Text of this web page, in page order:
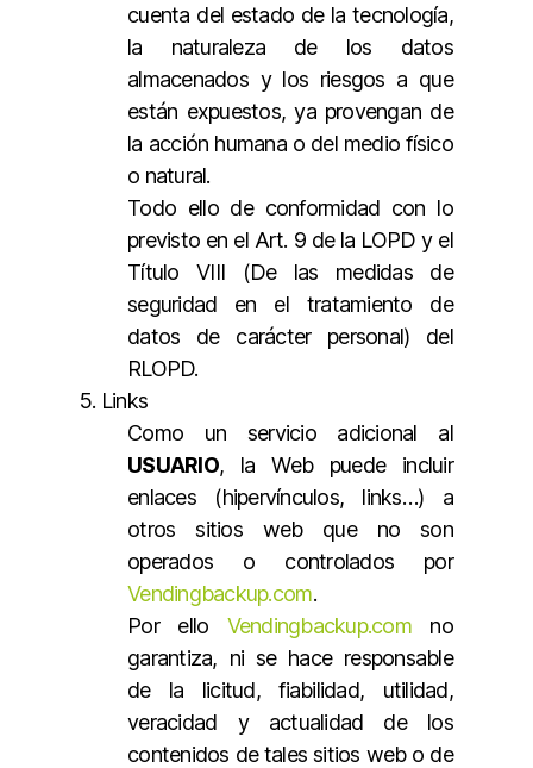
cuenta del estado de la tecnología,
la naturaleza de los datos
almacenados y los riesgos a que
están expuestos, ya provengan de
la acción humana o del medio físico
o natural.
Todo ello de conformidad con lo
previsto en el Art. 9 de la LOPD y el
Título VIII (De las medidas de
seguridad en el tratamiento de
datos de carácter personal) del
RLOPD.
5. Links
Como un servicio adicional al
USUARIO, la Web puede incluir
enlaces (hipervínculos, links…) a
otros sitios web que no son
operados o controlados por
Vendingbackup.com.
Por ello Vendingbackup.comno
garantiza, ni se hace responsable
de la licitud, fiabilidad, utilidad,
veracidad y actualidad de los
contenidos de tales sitios web o de